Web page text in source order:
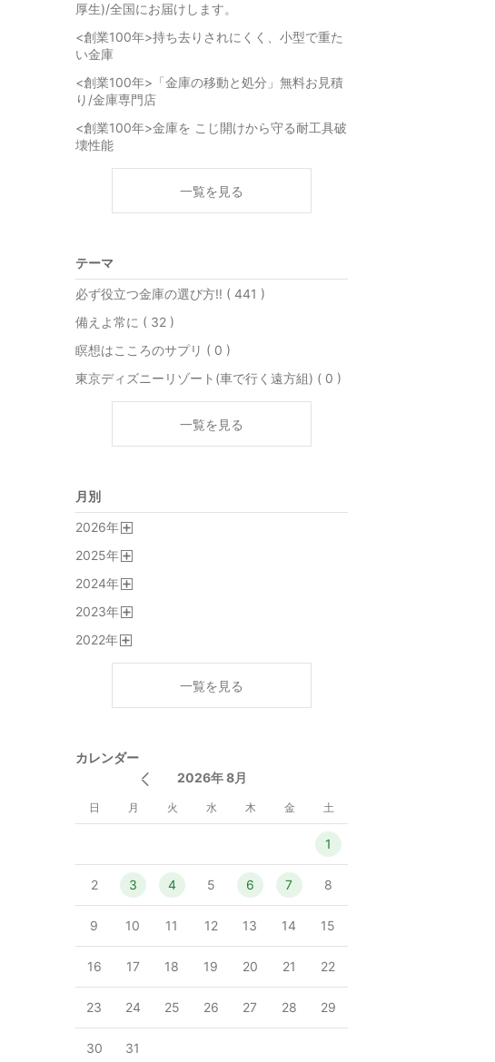
厚生)/全国にお届けします。
<創業100年>持ち去りされにくく、小型で重た
い金庫
<創業100年>「金庫の移動と処分」無料お見積
り/金庫専門店
<創業100年>金庫を こじ開けから守る耐工具破
壊性能
一覧を見る
テーマ
必ず役立つ金庫の選び方‼️ ( 441 )
備えよ常に ( 32 )
瞑想はこころのサプリ ( 0 )
東京ディズニーリゾート(車で行く遠方組) ( 0 )
一覧を見る
月別
2026年
2025年
2024年
2023年
2022年
一覧を見る
カレンダー
2026年 8月
日 月 火 水 木 金 土
1
2 3 4 5 6 7 8
9 10 11 12 13 14 15
16 17 18 19 20 21 22
23 24 25 26 27 28 29
30 31